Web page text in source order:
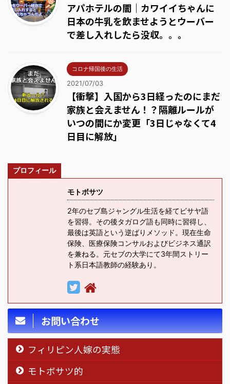
アパホテルの闇｜カワイイちゃんに
日本の牛乳を飲ませようとウーバー
で差し入れしたら没収。。。
コロナ帰国後の生活
2021/07/03
【衝撃】入国から3日経ったのにまだ
家族と会えません！？隔離ルールが
いつの間にか変更「3日じゃなくて4
日目に解放」
プロフィール
モトボサツ
2年のセブ島ジャングル生活を経てビサヤ語
を習得。その後タガログ語も同時に習得し、
最後は英語という逆ばりメソッド。現在生命
保険、医療保険コンサルおよびビジネス通訳
を兼ねる。元セブの大学にて3年間ストリー
ト系日本語教師の経験あり。
お問い合わせ
フィリピン人嫁の実態
モトボサツ的